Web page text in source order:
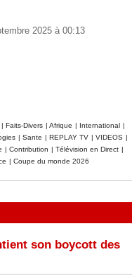
2025 à 00:13
| Faits-Divers | Afrique | International |
| Sante | REPLAY TV | VIDEOS |
| Contribution | Télévision en Direct |
| Coupe du monde 2026
son boycott des